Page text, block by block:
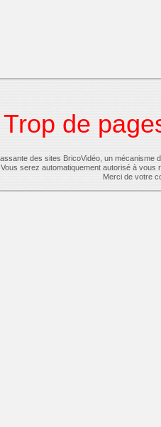
Trop de
des sites BricoVidéo, un
Vous serez automatiquement autorisé à vous
Merci de votre